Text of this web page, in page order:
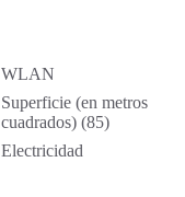
WLAN
Superficie (en metros
cuadrados) (85)
Electricidad